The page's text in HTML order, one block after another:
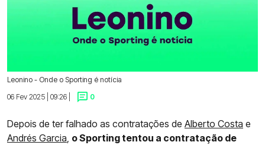
Leonino - Onde o Sporting é notícia
06 Fev 2025 | 09:26 |
0
Depois de ter falhado as contratações de Alberto Costa e
Andrés Garcia, o Sporting tentou a contratação de